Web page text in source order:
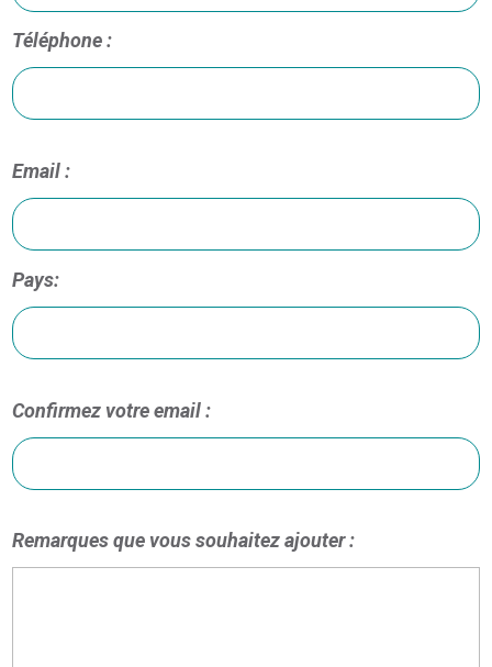
Téléphone :
Email :
Pays:
Confirmez votre email :
Remarques que vous souhaitez ajouter :